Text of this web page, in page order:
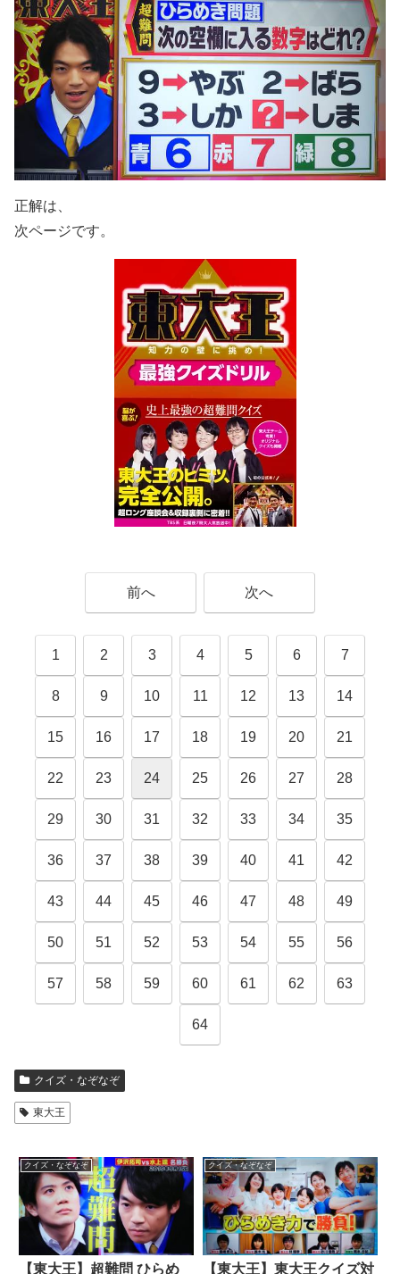
正解は、
次ページです。
前へ 次へ
1 2 3 4 5 6 7
8 9 10 11 12 13 14
15 16 17 18 19 20 21
22 23 24 25 26 27 28
29 30 31 32 33 34 35
36 37 38 39 40 41 42
43 44 45 46 47 48 49
50 51 52 53 54 55 56
57 58 59 60 61 62 63
64
クイズ・なぞなぞ
東大王
クイズ・なぞなぞ
【東大王】超難問 ひらめ
クイズ・なぞなぞ
【東大王】東大王クイズ対